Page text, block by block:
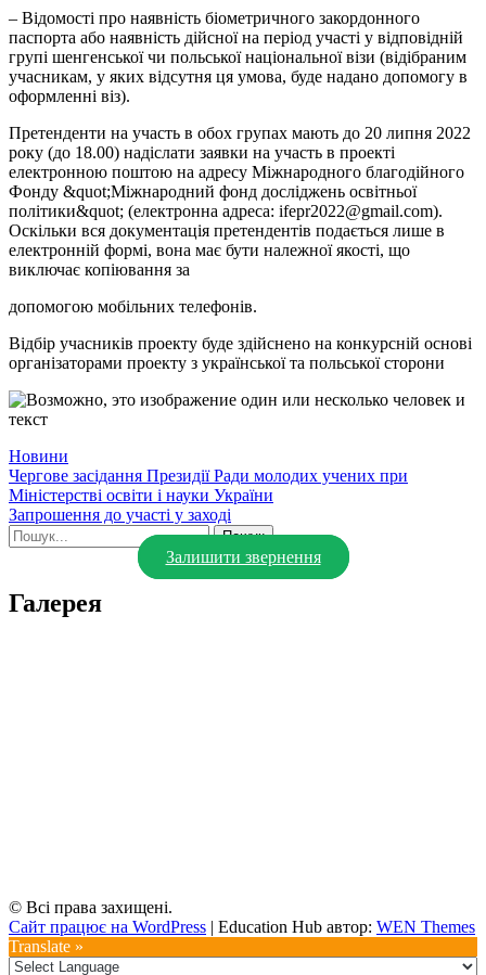
– Відомості про наявність біометричного закордонного
паспорта або наявність дійсної на період участі у відповідній
групі шенгенської чи польської національної візи (відібраним
учасникам, у яких відсутня ця умова, буде надано допомогу в
оформленні віз).
Претенденти на участь в обох групах мають до 20 липня 2022
року (до 18.00) надіслати заявки на участь в проекті
електронною поштою на адресу Міжнародного благодійного
Фонду &quot;Міжнародний фонд досліджень освітньої
політики&quot; (електронна адреса: ifepr2022@gmail.com).
Оскільки вся документація претендентів подається лише в
електронній формі, вона має бути належної якості, що
виключає копіювання за
допомогою мобільних телефонів.
Відбір учасників проекту буде здійснено на конкурсній основі
організаторами проекту з української та польської сторони
Новини
Навігація
записів
Чергове засідання Президії Ради молодих учених при
Міністерстві освіти і науки України
Запрошення до участі у заході
Шукати:
Залишити звернення
Галерея
© Всі права захищені.
Сайт працює на WordPress | Education Hub автор: WEN Themes
Translate »